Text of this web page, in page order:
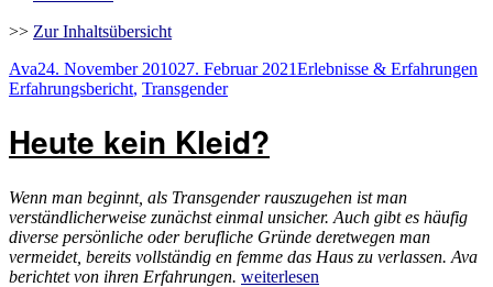
>> Zur Inhaltsübersicht
Autor
AvaVeröffentlicht
am
24. November 201027. Februar 2021Kategorien
Erlebnisse & Erfahrungen
Erfahrungsbericht, Transgender
Heute kein Kleid?
Wenn man beginnt, als Transgender rauszugehen ist man
verständlicherweise zunächst einmal unsicher. Auch gibt es häufig
diverse persönliche oder berufliche Gründe deretwegen man
vermeidet, bereits vollständig en femme das Haus zu verlassen. Ava
berichtet von ihren Erfahrungen. „Heute
weiterlesen